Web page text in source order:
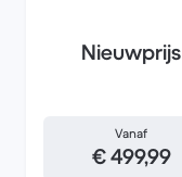
Nieuwprijs
Vanaf
€ 499,99